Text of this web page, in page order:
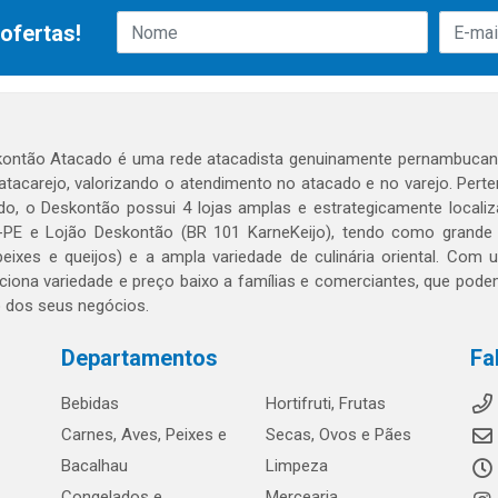
Atacado é uma rede atacadista genuinamente
valorizando o atendimento no atacado e no varejo.
o Deskontão possui 4 lojas amplas e estrategicamente
PE e Lojão Deskontão (BR 101 KarneKeijo), tendo como
e queijos) e a ampla variedade de culinária oriental. Com
variedade e preço baixo a famílias e comerciantes, que
dos seus negócios.
Departamentos
Bebidas
Carnes, Aves, Peixes e
Bacalhau
Hortifruti, Frutas
Secas, Ovos e Pães
Limpeza